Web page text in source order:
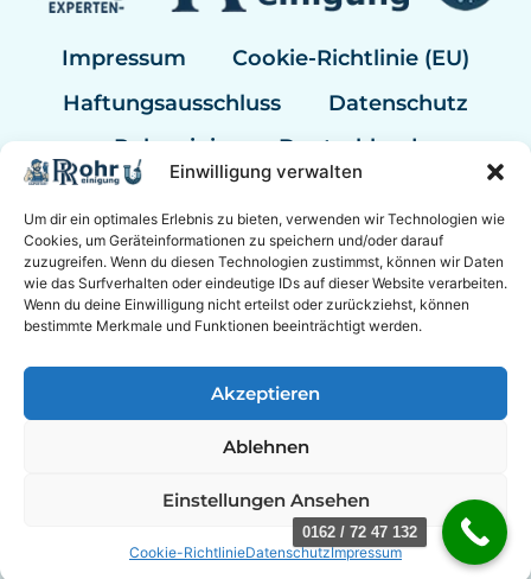
Einwilligung verwalten
Um dir ein optimales Erlebnis zu bieten, verwenden wir Technologien wie
Cookies, um Geräteinformationen zu speichern und/oder darauf
zuzugreifen. Wenn du diesen Technologien zustimmst, können wir Daten
wie das Surfverhalten oder eindeutige IDs auf dieser Website verarbeiten.
Wenn du deine Einwilligung nicht erteilst oder zurückziehst, können
bestimmte Merkmale und Funktionen beeinträchtigt werden.
Akzeptieren
Ablehnen
Einstellungen Ansehen
Cookie-RichtlinieDatenschutzImpressum
Impressum
Cookie-Richtlinie (EU)
Haftungsausschluss
Datenschutz
Rohrreinigung Deutschland
Rohrreinigung Hannover
Rohrreinigung Bremen
Rohrreinigung Kassel
Sanitär Experten
Notdienst.
0162 / 72 47 132